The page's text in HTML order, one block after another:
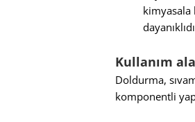
kimyasala
Kullanım
Doldurma,
komponentli